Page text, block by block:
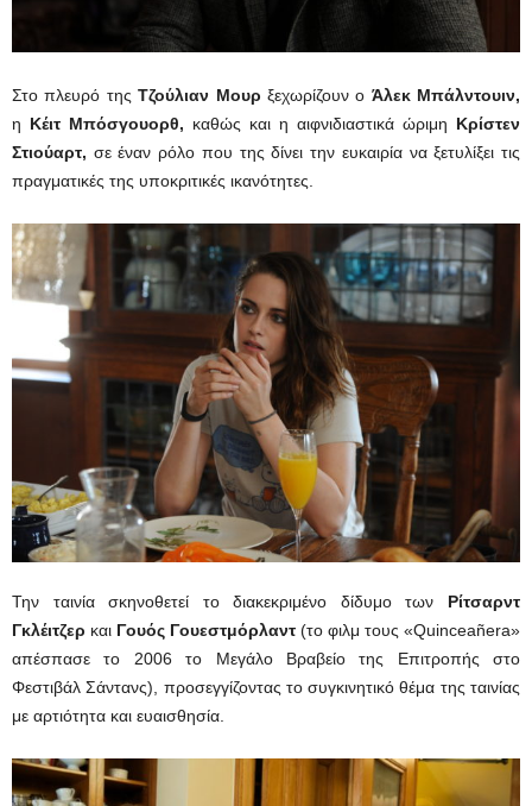
Στο πλευρό τηςΤζούλιαν Μουρ ξεχωρίζουν ο Άλεκ Μπάλντουιν,
η Κέιτ Μπόσγουορθ, καθώς και η αιφνιδιαστικά ώριμη Κρίστεν
Στιούαρτ, σε έναν ρόλο που της δίνει την ευκαιρία να ξετυλίξει τις
πραγματικές της υποκριτικές ικανότητες.
Την ταινία σκηνοθετεί το διακεκριμένο δίδυμο των Ρίτσαρντ
Γκλέιτζερ και Γουός Γουεστμόρλαντ (το φιλμ τους «Quinceañera»
απέσπασε το 2006 το Μεγάλο Βραβείο της Επιτροπής στο
Φεστιβάλ Σάντανς), προσεγγίζοντας το συγκινητικό θέμα της ταινίας
με αρτιότητα και ευαισθησία.